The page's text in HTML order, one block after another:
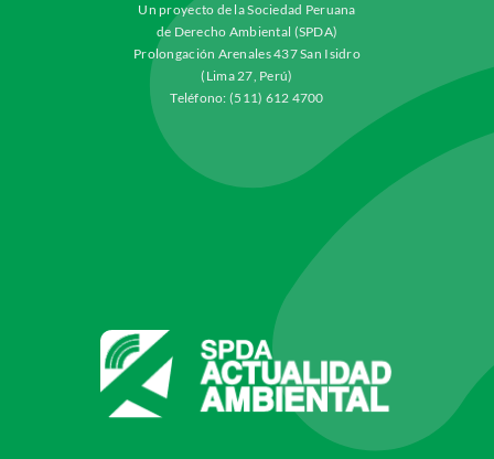
Un proyecto de la Sociedad Peruana
de Derecho Ambiental (SPDA)
Prolongación Arenales 437 San Isidro
(Lima 27, Perú)
Teléfono: (511) 612 4700